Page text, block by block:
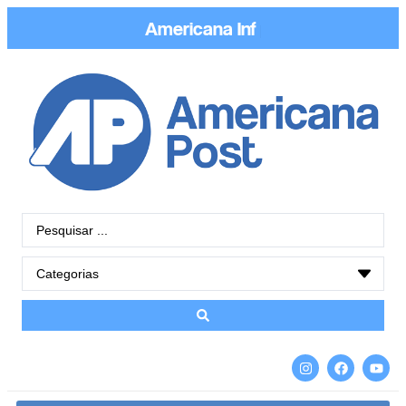
AmericanaInformação